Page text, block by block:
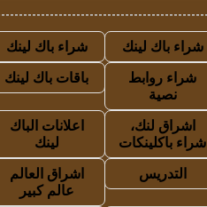
شراء باك لينك شراء باك لينك
شراء روابط
نصية
باقات باك لينك
اشراق لنك،
شراء باكلينكات
اعلانات الباك
لينك
التدريس
اشراق العالم
عالم كبير